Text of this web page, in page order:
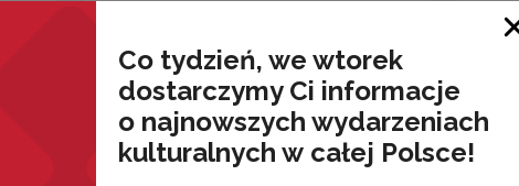
Co tydzień, we wtorek
dostarczymy Ci informacje
o najnowszych wydarzeniach
kulturalnych w całej Polsce!